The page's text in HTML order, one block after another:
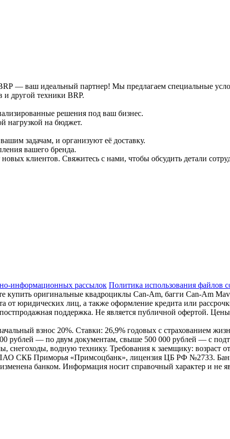
— ваш идеальный партнер! Мы предлагаем специальные
и другой техники BRP.
решения под ваш бизнес.
нагрузкой на бюджет.
задачам, и организуют её доставку.
вашего бренда.
клиентов. Свяжитесь с нами, чтобы обсудить детали
информационных рассылок Политика использования файлов
оригинальные квадроциклы Can-Am, багги Can-Am
юридических лиц, а также оформление кредита или
поддержка. Не является публичной офертой.
взнос 20%. Ставки: 26,9% годовых с страхованием
рублей — по двум документам, свыше 500 000 рублей — с
водную технику. Требования к заемщику: возраст
ПАО СКБ Приморья «Примсоцбанк», лицензия ЦБ РФ №2733.
банком. Информация носит справочный характер и не